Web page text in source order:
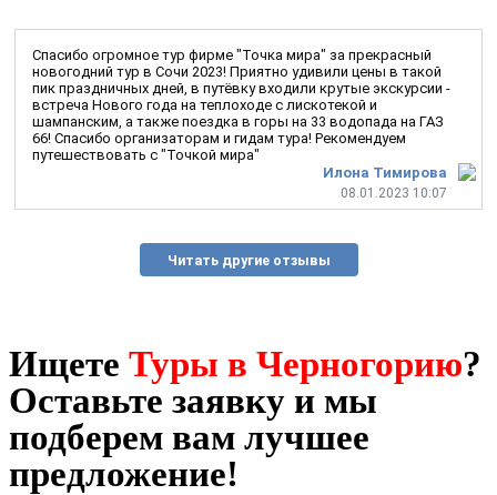
Илона Тимирова
08.01.2023 10:07
Спасибо огромное тур фирме "Точка мира" за прекрасный
новогодний тур в Сочи 2023! Приятно удивили цены в такой
пик праздничных дней, в путёвку входили крутые экскурсии -
встреча Нового года на теплоходе с лискотекой и
шампанским, а также поездка в горы на 33 водопада на ГАЗ
66! Спасибо организаторам и гидам тура! Рекомендуем
путешествовать с "Точкой мира"
Читать другие отзывы
Ищете Туры в Черногорию?
Оставьте заявку и мы
подберем вам лучшее
предложение!